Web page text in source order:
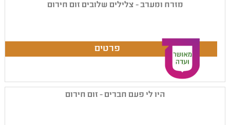
מזרח ומערב - צלילים שלובים זום חירום
היו לי פעם חברים - זום חירום